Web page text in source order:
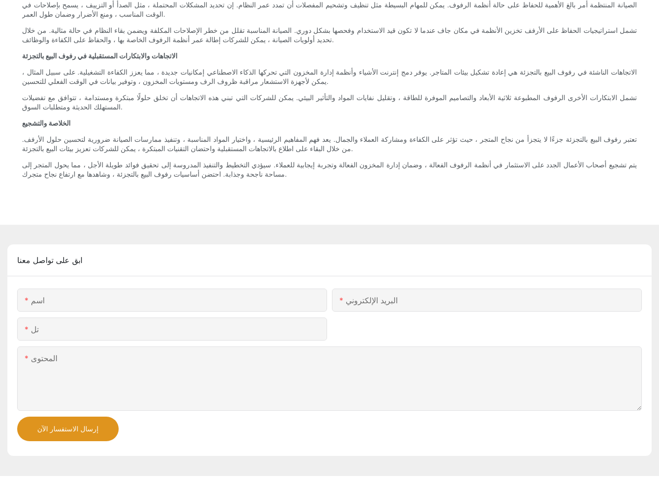
الصيانة المنتظمة أمر بالغ الأهمية للحفاظ على حالة أنظمة الرفوف. يمكن للمهام البسيطة مثل تنظيف وتشحيم المفصلات أن تمدد عمر النظام. إن تحديد المشكلات المحتملة ، مثل الصدأ أو التزييف ، يسمح بإصلاحات في
الوقت المناسب ، ومنع الأضرار وضمان طول العمر.
تشمل استراتيجيات الحفاظ على الأرفف تخزين الأنظمة في مكان جاف عندما لا تكون قيد الاستخدام وفحصها بشكل دوري. الصيانة المناسبة تقلل من خطر الإصلاحات المكلفة ويضمن بقاء النظام في حالة مثالية. من خلال
تحديد أولويات الصيانة ، يمكن للشركات إطالة عمر أنظمة الرفوف الخاصة بها ، والحفاظ على الكفاءة والوظائف.
الاتجاهات والابتكارات المستقبلية في رفوف البيع بالتجزئة
الاتجاهات الناشئة في رفوف البيع بالتجزئة هي إعادة تشكيل بيئات المتاجر. يوفر دمج إنترنت الأشياء وأنظمة إدارة المخزون التي تحركها الذكاء الاصطناعي إمكانيات جديدة ، مما يعزز الكفاءة التشغيلية. على سبيل المثال ،
يمكن لأجهزة الاستشعار مراقبة ظروف الرف ومستويات المخزون ، وتوفير بيانات في الوقت الفعلي للتحسين.
تشمل الابتكارات الأخرى الرفوف المطبوعة ثلاثية الأبعاد والتصاميم الموفرة للطاقة ، وتقليل نفايات المواد والتأثير البيئي. يمكن للشركات التي تبني هذه الاتجاهات أن تخلق حلولًا مبتكرة ومستدامة ، تتوافق مع تفضيلات
المستهلك الحديثة ومتطلبات السوق.
الخلاصة والتشجيع
تعتبر رفوف البيع بالتجزئة جزءًا لا يتجزأ من نجاح المتجر ، حيث تؤثر على الكفاءة ومشاركة العملاء والجمال. يعد فهم المفاهيم الرئيسية ، واختيار المواد المناسبة ، وتنفيذ ممارسات الصيانة ضرورية لتحسين حلول الأرفف.
من خلال البقاء على اطلاع بالاتجاهات المستقبلية واحتضان التقنيات المبتكرة ، يمكن للشركات تعزيز بيئات البيع بالتجزئة.
يتم تشجيع أصحاب الأعمال الجدد على الاستثمار في أنظمة الرفوف الفعالة ، وضمان إدارة المخزون الفعالة وتجربة إيجابية للعملاء. سيؤدي التخطيط والتنفيذ المدروسة إلى تحقيق فوائد طويلة الأجل ، مما يحول المتجر إلى
مساحة ناجحة وجذابة. احتضن أساسيات رفوف البيع بالتجزئة ، وشاهدها مع ارتفاع نجاح متجرك.
ابق على تواصل معنا
اسم البريد الإلكتروني
تل
المحتوى
إرسال الاستفسار الآن